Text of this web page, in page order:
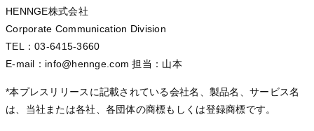
HENNGE株式会社
Corporate Communication Division
TEL：03-6415-3660
E-mail：info@hennge.com 担当：山本
*本プレスリリースに記載されている会社名、製品名、サービス名
は、当社または各社、各団体の商標もしくは登録商標です。